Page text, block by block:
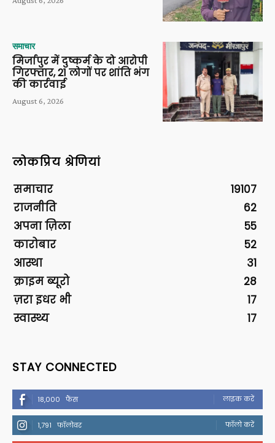
समाचार
मिर्जापुर में दुष्कर्म के दो आरोपी
गिरफ्तार, 21 लोगों पर शांति भंग
की कार्रवाई
August 6, 2026
लोकप्रिय श्रेणियां
समाचार
19107
राजनीति
62
अपना ज़िला
55
कारोबार
52
आस्था
31
क्राइम ब्यूरो
28
ज़रा इधर भी
17
स्वास्थ्य
17
STAY CONNECTED
18,000 फैंस लाइक करें
1,791 फॉलोवर फॉलो करें